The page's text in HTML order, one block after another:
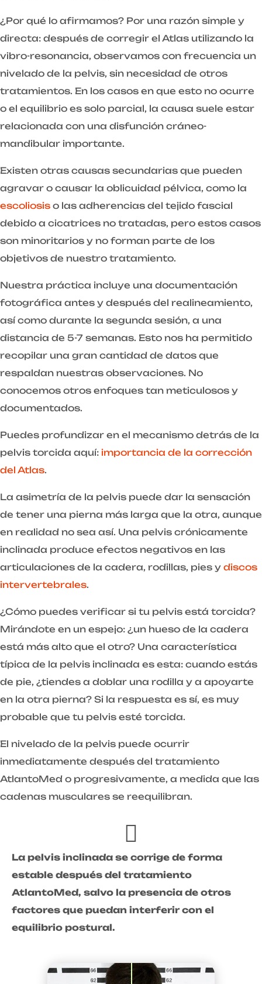
¿Por qué lo afirmamos? Por una razón simple y
directa: después de corregir el Atlas utilizando la
vibro-resonancia, observamos con frecuencia un
nivelado de la pelvis, sin necesidad de otros
tratamientos. En los casos en que esto no ocurre
o el equilibrio es solo parcial, la causa suele estar
relacionada con una disfunción cráneo-
mandibular importante.
Existen otras causas secundarias que pueden
agravar o causar la oblicuidad pélvica, como la
escoliosis o las adherencias del tejido fascial
debido a cicatrices no tratadas, pero estos casos
son minoritarios y no forman parte de los
objetivos de nuestro tratamiento.
Nuestra práctica incluye una documentación
fotográfica antes y después del realineamiento,
así como durante la segunda sesión, a una
distancia de 5-7 semanas. Esto nos ha permitido
recopilar una gran cantidad de datos que
respaldan nuestras observaciones. No
conocemos otros enfoques tan meticulosos y
documentados.
Puedes profundizar en el mecanismo detrás de la
pelvis torcida aquí: importancia de la corrección
del Atlas.
La asimetría de la pelvis puede dar la sensación
de tener una pierna más larga que la otra, aunque
en realidad no sea así. Una pelvis crónicamente
inclinada produce efectos negativos en las
articulaciones de la cadera, rodillas, pies y discos
intervertebrales.
¿Cómo puedes verificar si tu pelvis está torcida?
Mirándote en un espejo: ¿un hueso de la cadera
está más alto que el otro? Una característica
típica de la pelvis inclinada es esta: cuando estás
de pie, ¿tiendes a doblar una rodilla y a apoyarte
en la otra pierna? Si la respuesta es sí, es muy
probable que tu pelvis esté torcida.
El nivelado de la pelvis puede ocurrir
inmediatamente después del tratamiento
AtlantoMed o progresivamente, a medida que las
cadenas musculares se reequilibran.
La pelvis inclinada se corrige de forma
estable después del tratamiento
AtlantoMed, salvo la presencia de otros
factores que puedan interferir con el
equilibrio postural.